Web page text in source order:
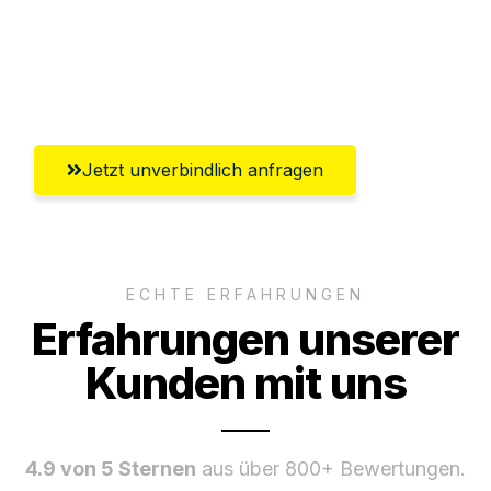
Jetzt unverbindlich anfragen
ECHTE ERFAHRUNGEN
Erfahrungen unserer
Kunden mit uns
4.9 von 5 Sternen aus über 800+ Bewertungen.